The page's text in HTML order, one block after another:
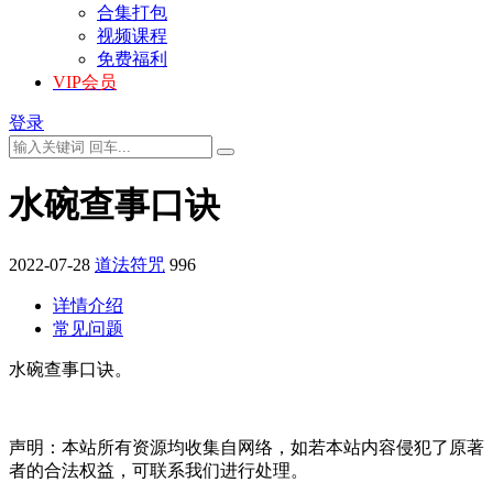
合集打包
视频课程
免费福利
VIP会员
登录
水碗查事口诀
2022-07-28 道法符咒 996
详情介绍
常见问题
水碗查事口诀。
声明：本站所有资源均收集自网络，如若本站内容侵犯了原著
者的合法权益，可联系我们进行处理。